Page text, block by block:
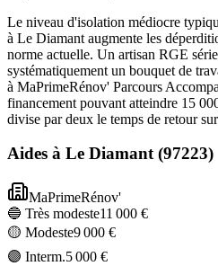
Le niveau d'isolation médiocre
à Le Diamant augmente les
norme actuelle. Un artisan RGE
systématiquement un bouquet de
à MaPrimeRénov' Parcours
financement pouvant atteindre 15
divise par deux le temps de retour
Aides à Le Diamant(97223)
MaPrimeRénov'
🔵 Très modeste11 000 €
🟡 Modeste9 000 €
🟣 Interm.5 000 €